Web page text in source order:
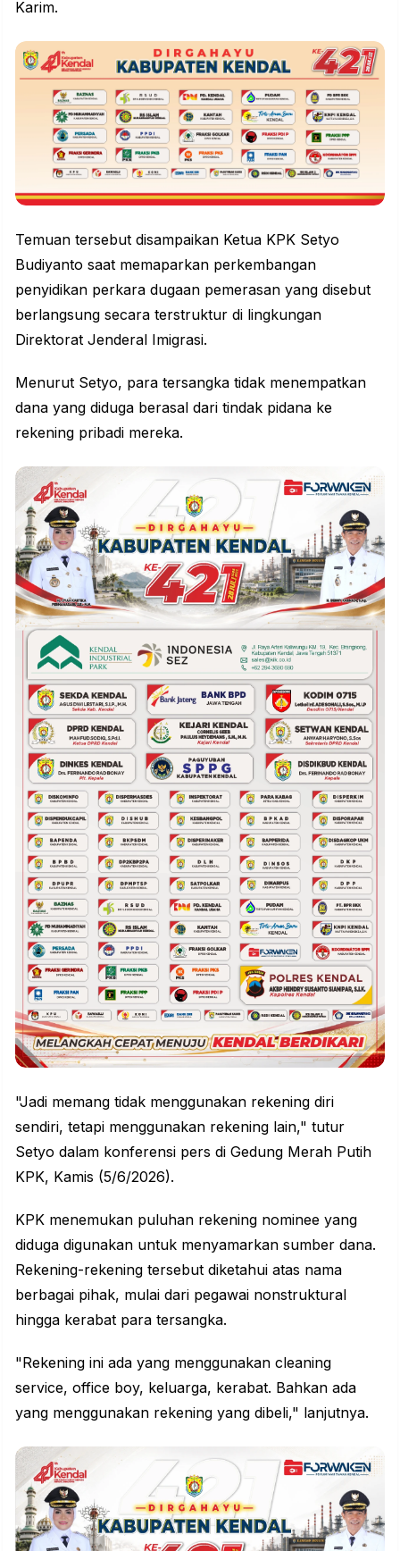
Karim.
Temuan tersebut disampaikan Ketua KPK Setyo
Budiyanto saat memaparkan perkembangan
penyidikan perkara dugaan pemerasan yang disebut
berlangsung secara terstruktur di lingkungan
Direktorat Jenderal Imigrasi.
Menurut Setyo, para tersangka tidak menempatkan
dana yang diduga berasal dari tindak pidana ke
rekening pribadi mereka.
"Jadi memang tidak menggunakan rekening diri
sendiri, tetapi menggunakan rekening lain," tutur
Setyo dalam konferensi pers di Gedung Merah Putih
KPK, Kamis (5/6/2026).
KPK menemukan puluhan rekening nominee yang
diduga digunakan untuk menyamarkan sumber dana.
Rekening-rekening tersebut diketahui atas nama
berbagai pihak, mulai dari pegawai nonstruktural
hingga kerabat para tersangka.
"Rekening ini ada yang menggunakan cleaning
service, office boy, keluarga, kerabat. Bahkan ada
yang menggunakan rekening yang dibeli," lanjutnya.